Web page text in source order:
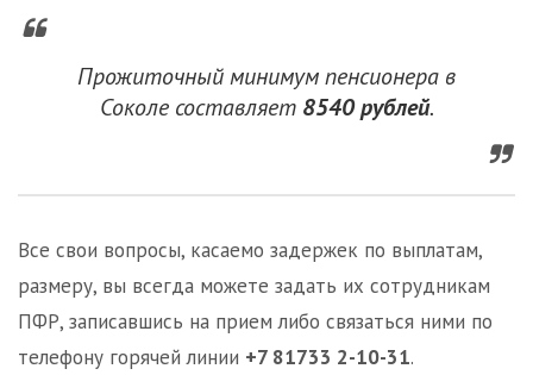
Прожиточный минимум пенсионера в
Соколе составляет 8540 рублей.
Все свои вопросы, касаемо задержек по выплатам,
размеру, вы всегда можете задать их сотрудникам
ПФР, записавшись на прием либо связаться ними по
телефону горячей линии +7 81733 2-10-31.